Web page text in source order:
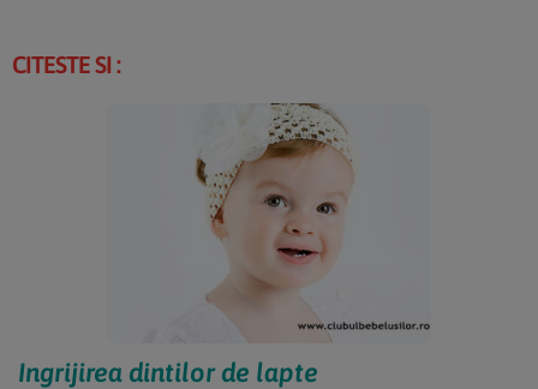
CITESTE SI :
Ingrijirea dintilor de lapte